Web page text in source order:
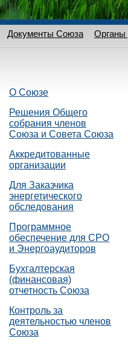
Документы Союза Органы
О Союзе
Решения Общего
собрания членов
Союза и Совета Союза
Аккредитованные
организации
Для Заказчика
энергетического
обследования
Программное
обеспечение для СРО
и Энергоаудиторов
Бухгалтерская
(финансовая)
отчетность Союза
Контроль за
деятельностью членов
Союза